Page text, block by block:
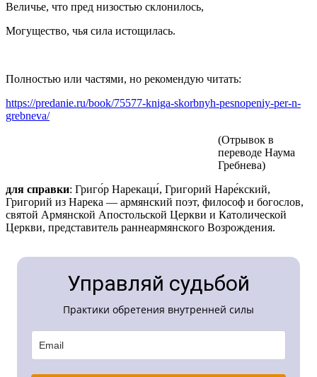
Величье, что пред низостью склонилось,
Могущество, чья сила истощилась.
Полностью или частями, но рекомендую читать:
https://predanie.ru/book/75577-kniga-skorbnyh-pesnopeniy-per-n-
grebneva/
(Отрывок в
переводе Наума
Гребнева)
для справки: Григо́р Нарекаци́, Григорий Наре́кский,
Григорий из Нарека — армянский поэт, философ и богослов,
святой Армянской Апостольской Церкви и Католической
Церкви, представитель раннеармянского Возрождения.
Управляй судьбой
Практики обретения внутренней силы